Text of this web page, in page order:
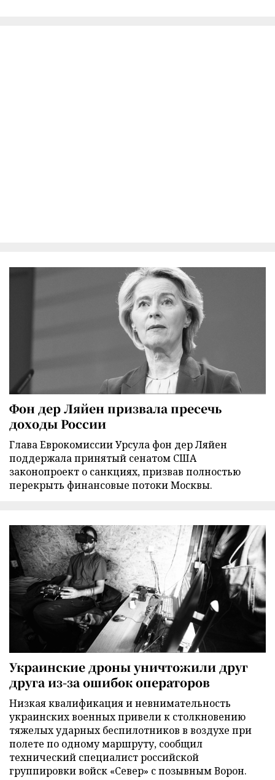
Фон дер Ляйен призвала пресечь
доходы России
Глава Еврокомиссии Урсула фон дер Ляйен
поддержала принятый сенатом США
законопроект о санкциях, призвав полностью
перекрыть финансовые потоки Москвы.
Украинские дроны уничтожили друг
друга из-за ошибок операторов
Низкая квалификация и невнимательность
украинских военных привели к столкновению
тяжелых ударных беспилотников в воздухе при
полете по одному маршруту, сообщил
технический специалист российской
группировки войск «Север» с позывным Ворон.